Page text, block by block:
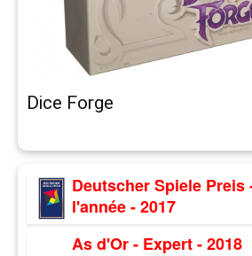
Dice Forge
Deutscher Spiele Preis
l'année - 2017
As d'Or - Expert - 2018